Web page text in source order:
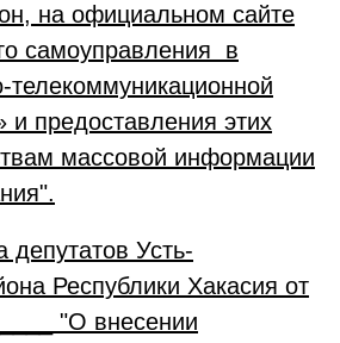
на официальном сайте
самоуправления в
и предоставления этих
массовой информации
Усть-
Республики Хакасия от
"О внесении